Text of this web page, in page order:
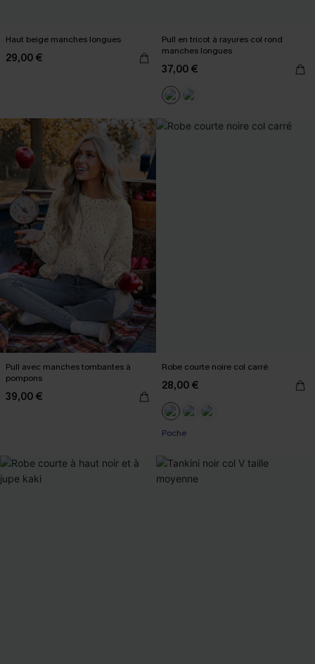
Haut beige manches longues
29,00 €
Pull en tricot à rayures col rond
manches longues
37,00 €
Pull avec manches tombantes à
pompons
39,00 €
Robe courte noire col carré
28,00 €
Poche